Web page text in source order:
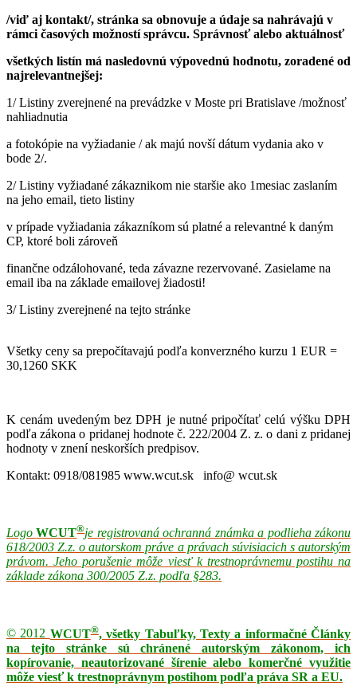
/viď aj kontakt/, stránka sa obnovuje a údaje sa nahrávajú v
rámci časových možností správcu. Správnosť alebo aktuálnosť
všetkých listín má nasledovnú výpovednú hodnotu, zoradené od
najrelevantnejšej:
1/ Listiny zverejnené na prevádzke v Moste pri Bratislave /možnosť
nahliadnutia
a fotokópie na vyžiadanie / ak majú novší dátum vydania ako v
bode 2/.
2/ Listiny vyžiadané zákaznikom nie staršie ako 1mesiac zaslaním
na jeho email, tieto listiny
v prípade vyžiadania zákazníkom sú platné a relevantné k daným
CP, ktoré boli zároveň
finančne odzálohované, teda závazne rezervované. Zasielame na
email iba na základe emailovej žiadosti!
3/ Listiny zverejnené na tejto stránke
Všetky ceny sa prepočítavajú podľa konverzného kurzu 1 EUR =
30,1260 SKK
K cenám uvedeným bez DPH je nutné pripočítať celú výšku DPH
podľa zákona o pridanej hodnote č. 222/2004 Z. z. o dani z pridanej
hodnoty v znení neskorších predpisov.
Kontakt: 0918/081985 www.wcut.sk info@ wcut.sk
LogoWCUT®je registrovaná ochranná známka a podlieha zákonu
618/2003 Z.z. o autorskom práve a právach súvisiacich s autorským
právom. Jeho porušenie môže viesť k trestnoprávnemu postihu na
základe zákona 300/2005 Z.z. podľa §283.
© 2012 WCUT®, všetky Tabuľky, Texty a informačné Články
na tejto stránke sú chránené autorským zákonom, ich
kopírovanie, neautorizované šírenie alebo komerčné využitie
môže viesť k trestnoprávnym postihom podľa práva SR a EU.